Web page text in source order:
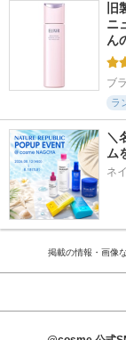
ニ
ん
ブ
ラ
＼
ム
ネ
掲載の情報・画像